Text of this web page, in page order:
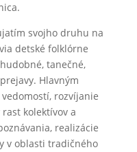
svojho druhu na
detské folklórne
tanečné,
Hlavným
rozvíjanie
kolektívov a
realizácie
v oblasti tradičného